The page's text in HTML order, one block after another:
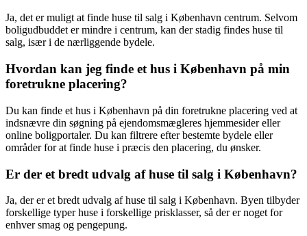
Ja, det er muligt at finde huse til salg i København centrum. Selvom
boligudbuddet er mindre i centrum, kan der stadig findes huse til
salg, især i de nærliggende bydele.
Hvordan kan jeg finde et hus i København på min
foretrukne placering?
Du kan finde et hus i København på din foretrukne placering ved at
indsnævre din søgning på ejendomsmægleres hjemmesider eller
online boligportaler. Du kan filtrere efter bestemte bydele eller
områder for at finde huse i præcis den placering, du ønsker.
Er der et bredt udvalg af huse til salg i København?
Ja, der er et bredt udvalg af huse til salg i København. Byen tilbyder
forskellige typer huse i forskellige prisklasser, så der er noget for
enhver smag og pengepung.